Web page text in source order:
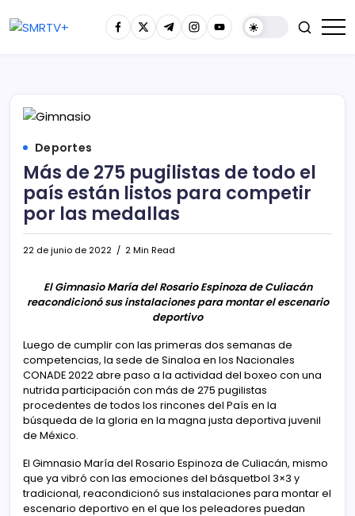
Deportes
Más de 275 pugilistas de todo el
país están listos para competir
por las medallas
22 de junio de 2022 2 Min Read
El Gimnasio María del Rosario Espinoza de Culiacán
reacondicionó sus instalaciones para montar el escenario
deportivo
Luego de cumplir con las primeras dos semanas de
competencias, la sede de Sinaloa en los Nacionales
CONADE 2022 abre paso a la actividad del boxeo con una
nutrida participación con más de 275 pugilistas
procedentes de todos los rincones del País en la
búsqueda de la gloria en la magna justa deportiva juvenil
de México.
El Gimnasio María del Rosario Espinoza de Culiacán, mismo
que ya vibró con las emociones del básquetbol 3×3 y
tradicional, reacondicionó sus instalaciones para montar el
escenario deportivo en el que los peleadores puedan